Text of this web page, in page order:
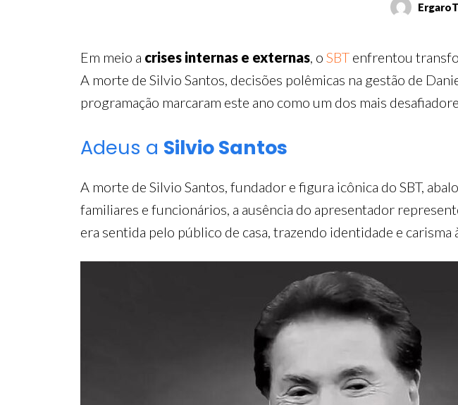
Em meio a crises internas e externas, o SBT enfrentou
A morte de Silvio Santos, decisões polêmicas na gestão de
programação marcaram este ano como um dos mais
Adeus a Silvio Santos
A morte de Silvio Santos, fundador e figura icônica do SBT,
familiares e funcionários, a ausência do apresentador
era sentida pelo público de casa, trazendo identidade e carisma